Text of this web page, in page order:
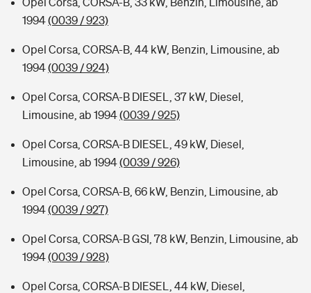
1994(0039 / 923)
Opel Corsa, CORSA-B, 44 kW, Benzin, Limousine, ab
1994(0039 / 924)
Opel Corsa, CORSA-B DIESEL, 37 kW, Diesel,
Limousine, ab 1994(0039 / 925)
Opel Corsa, CORSA-B DIESEL, 49 kW, Diesel,
Limousine, ab 1994(0039 / 926)
Opel Corsa, CORSA-B, 66 kW, Benzin, Limousine, ab
1994(0039 / 927)
Opel Corsa, CORSA-B GSI, 78 kW, Benzin, Limousine, ab
1994(0039 / 928)
Opel Corsa, CORSA-B DIESEL, 44 kW, Diesel,